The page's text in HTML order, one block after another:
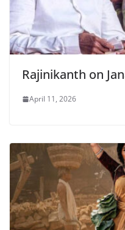
Rajinikanth on
April 11, 2026